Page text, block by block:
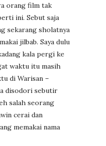
orang film tak
ini. Sebut saja
sekarang sholatnya
jilbab. Saya dulu
kala pergi ke
waktu itu masih
di Warisan –
disodori sebutir
salah seorang
cerai dan
memakai nama